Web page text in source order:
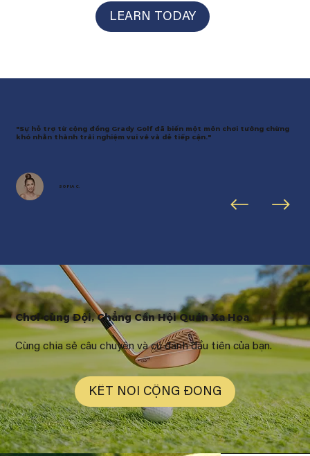
LEARN TODAY
"Sự hỗ trợ từ cộng đồng Grady Golf đã biến một môn chơi tưởng chừng
khó nhằn thành trải nghiệm vui vẻ và dễ tiếp cận."
SOFIA C.
Chơi cùng Đội, Chẳng Cần Hội Quán Xa Hoa
Cùng chia sẻ câu chuyện và cú đánh đầu tiên của bạn.
KẾT NỐI CỘNG ĐỒNG